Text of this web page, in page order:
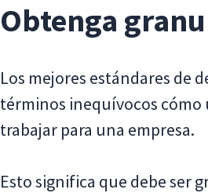
Obtenga
Los mejores estándares de
términos inequívocos cómo
trabajar para una empresa.
Esto significa que debe ser